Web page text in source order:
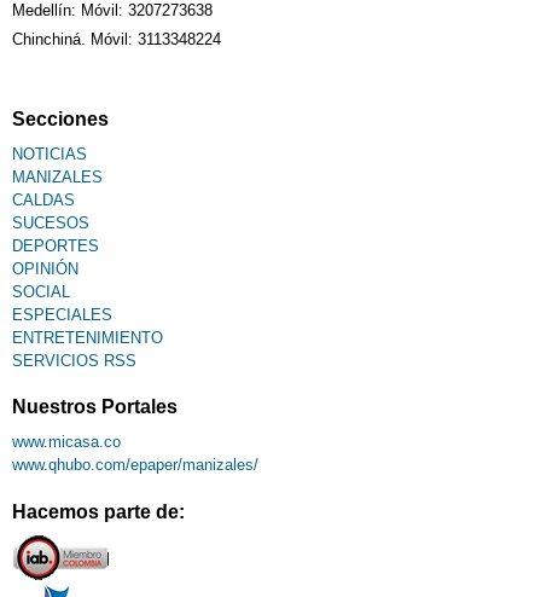
Medellín: Móvil: 3207273638
Chinchiná. Móvil: 3113348224
Secciones
NOTICIAS
MANIZALES
CALDAS
SUCESOS
DEPORTES
OPINIÓN
SOCIAL
ESPECIALES
ENTRETENIMIENTO
SERVICIOS RSS
Nuestros Portales
www.micasa.co
www.qhubo.com/epaper/manizales/
Hacemos parte de: